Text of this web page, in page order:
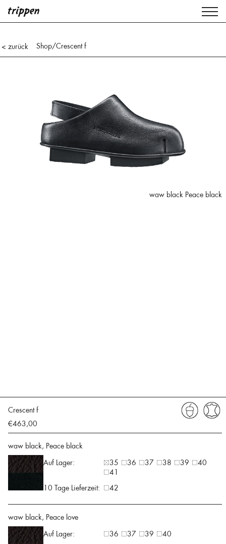
< zurück Shop/Crescent f
waw black Peace black
Crescent f
€463,00
waw black, Peace black
Auf Lager:
35 36 37 38 39
40
41
10 Tage Lieferzeit:
42
waw black, Peace love
Auf Lager:
36 37 39
40